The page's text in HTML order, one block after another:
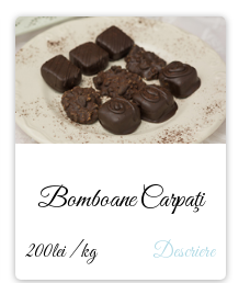
Bomboane Carpaţi
200lei / kg Descriere